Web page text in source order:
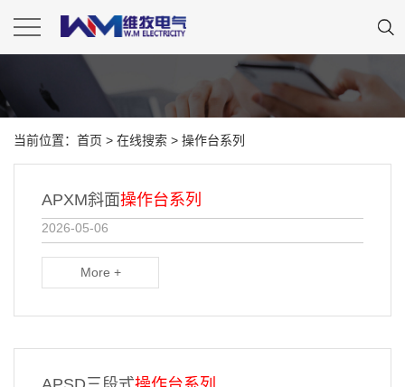
当前位置： 首页 > 在线搜索 > 操作台系列
APXM斜面操作台系列
2026-05-06
More +